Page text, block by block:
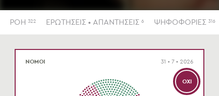
ΡΟΗ 322 ΕΡΩΤΗΣΕΙΣ • ΑΠΑΝΤΗΣΕΙΣ 6 ΨΗΦΟΦΟΡΙΕΣ 316
ΌΧΙ
ΝΟΜΟΙ 31 • 7 • 2026